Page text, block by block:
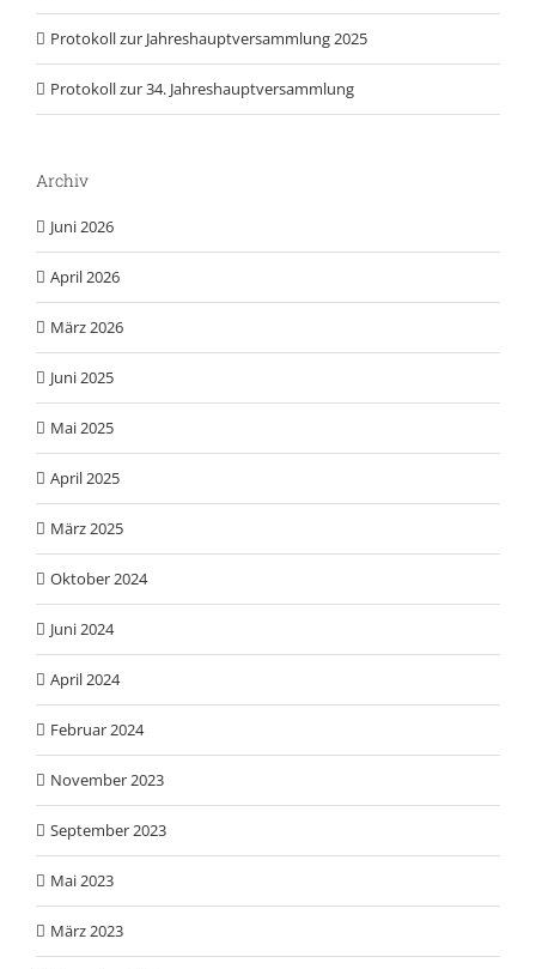
Protokoll zur Jahreshauptversammlung 2025
Protokoll zur 34. Jahreshauptversammlung
Archiv
Juni 2026
April 2026
März 2026
Juni 2025
Mai 2025
April 2025
März 2025
Oktober 2024
Juni 2024
April 2024
Februar 2024
November 2023
September 2023
Mai 2023
März 2023